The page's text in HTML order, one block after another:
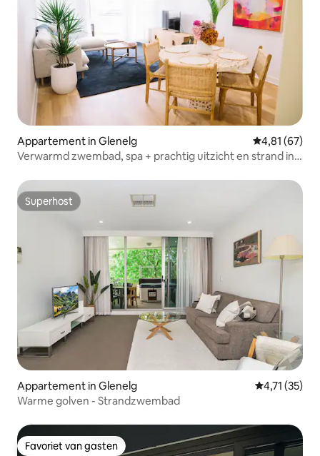
Appartement in Glenelg Gemiddelde
4,81 (67)
Verwarmd zwembad, spa + prachtig uitzicht en strand in
Superhost
Superhost
Appartement in Glenelg Gemiddelde
4,71 (35)
Warme golven - Strandzwembad
Favoriet van gasten
Favoriet van gasten